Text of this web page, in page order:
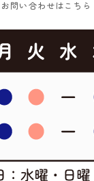
お問い合わせはこちら